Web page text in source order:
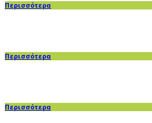
Περισσότερα
Περισσότερα
Περισσότερα